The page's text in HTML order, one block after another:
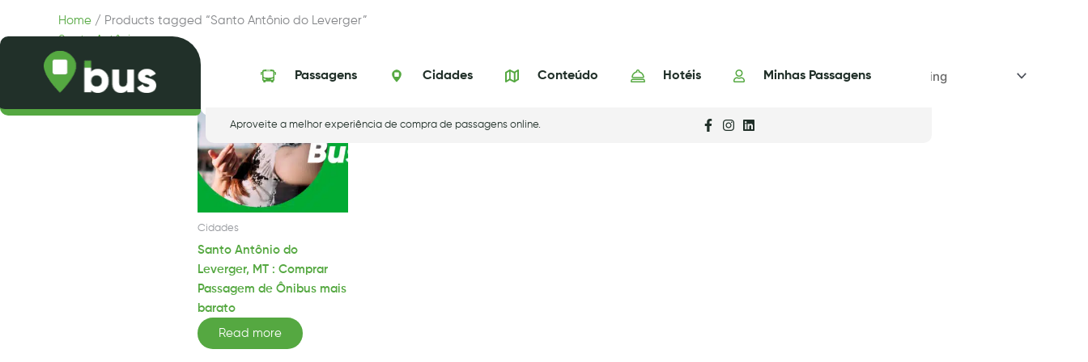
content
Passagens Cidades Conteúdo Hotéis Minhas Passagens
Aproveite a melhor experiência de compra de passagens online.
Home / Products tagged “Santo Antônio do Leverger”
Santo Antônio do Leverger
Showing the single result
Cidades
Santo Antônio do
Leverger, MT : Comprar
Passagem de Ônibus mais
barato
Read more